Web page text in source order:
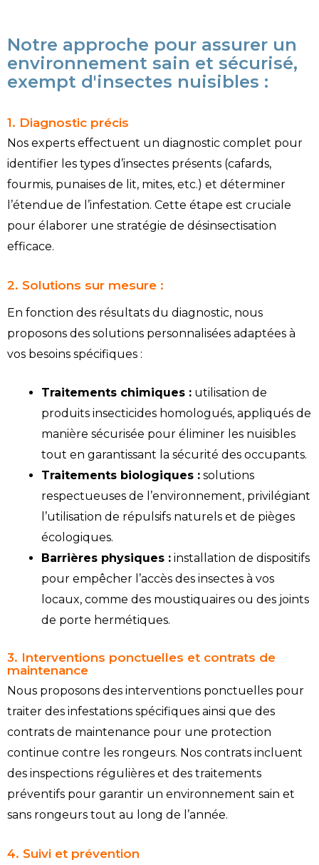
Notre approche pour assurer un
environnement sain et sécurisé,
exempt d'insectes nuisibles :
1. Diagnostic précis
Nos experts effectuent un diagnostic complet pour
identifier les types d’insectes présents (cafards,
fourmis, punaises de lit, mites, etc.) et déterminer
l’étendue de l’infestation. Cette étape est cruciale
pour élaborer une stratégie de désinsectisation
efficace.
2. Solutions sur mesure :
En fonction des résultats du diagnostic, nous
proposons des solutions personnalisées adaptées à
vos besoins spécifiques :
Traitements chimiques : utilisation de
produits insecticides homologués, appliqués de
manière sécurisée pour éliminer les nuisibles
tout en garantissant la sécurité des occupants.
Traitements biologiques : solutions
respectueuses de l’environnement, privilégiant
l’utilisation de répulsifs naturels et de pièges
écologiques.
Barrières physiques : installation de dispositifs
pour empêcher l’accès des insectes à vos
locaux, comme des moustiquaires ou des joints
de porte hermétiques.
3. Interventions ponctuelles et contrats de
maintenance
Nous proposons des interventions ponctuelles pour
traiter des infestations spécifiques ainsi que des
contrats de maintenance pour une protection
continue contre les rongeurs. Nos contrats incluent
des inspections régulières et des traitements
préventifs pour garantir un environnement sain et
sans rongeurs tout au long de l’année.
4. Suivi et prévention